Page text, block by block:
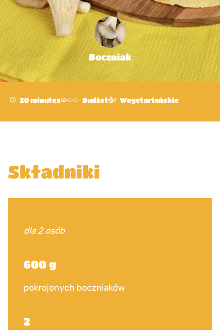
Boczniak
20 minutes Budżet Wegetariańskie
Składniki
dla 2 osób
600 g
pokrojonych boczniaków
2